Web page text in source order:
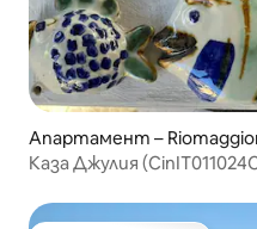
Апартамент –
Каза Джулия